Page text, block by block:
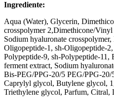
Ingrediente:
Aqua (Water), Glycerin,
crosspolymer 2,Dimethicone/
Sodium hyaluronate
Oligopeptide-1, sh-Oligopeptide-
Polypeptide-9, sh-Polypeptide-11,
ferment extract, Sodium
Bis-PEG/PPG-20/5 PEG/PPG-
Caprylyl glycol, Butylene glycol,
Triethylene glycol, Parfum, Citral,